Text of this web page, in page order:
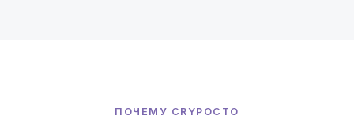
ПОЧЕМУ CRYPOCTO